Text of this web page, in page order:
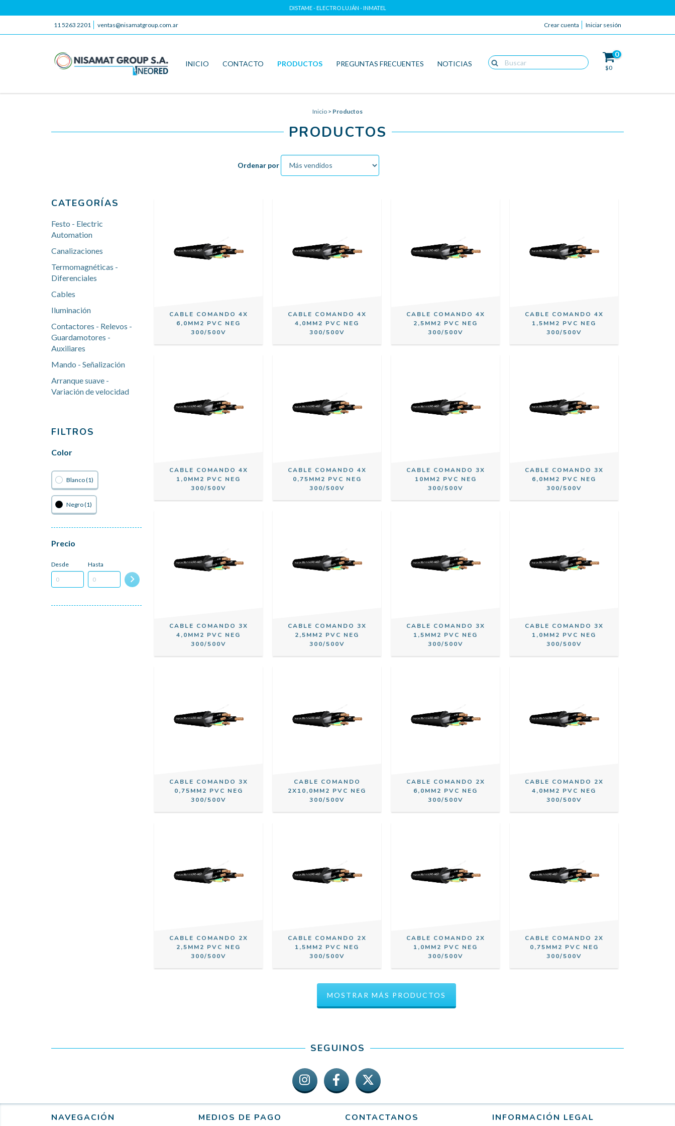
DISTAME - ELECTRO LUJÁN - INMATEL
11 5263 2201 ventas@nisamatgroup.com.ar Crear cuenta Iniciar sesión
INICIO CONTACTO PRODUCTOS PREGUNTAS FRECUENTES NOTICIAS
0
$0
Inicio > Productos
PRODUCTOS
Ordenar por
CATEGORÍAS
Festo - Electric
Automation
Canalizaciones
Termomagnéticas -
Diferenciales
Cables
Iluminación
Contactores - Relevos -
Guardamotores -
Auxiliares
Mando - Señalización
Arranque suave -
Variación de velocidad
FILTROS
Color
Blanco (1)
Negro (1)
Precio
Desde Hasta
CABLE COMANDO 4X
6,0MM2 PVC NEG
300/500V
CABLE COMANDO 4X
4,0MM2 PVC NEG
300/500V
CABLE COMANDO 4X
2,5MM2 PVC NEG
300/500V
CABLE COMANDO 4X
1,5MM2 PVC NEG
300/500V
CABLE COMANDO 4X
1,0MM2 PVC NEG
300/500V
CABLE COMANDO 4X
0,75MM2 PVC NEG
300/500V
CABLE COMANDO 3X
10MM2 PVC NEG
300/500V
CABLE COMANDO 3X
6,0MM2 PVC NEG
300/500V
CABLE COMANDO 3X
4,0MM2 PVC NEG
300/500V
CABLE COMANDO 3X
2,5MM2 PVC NEG
300/500V
CABLE COMANDO 3X
1,5MM2 PVC NEG
300/500V
CABLE COMANDO 3X
1,0MM2 PVC NEG
300/500V
CABLE COMANDO 3X
0,75MM2 PVC NEG
300/500V
CABLE COMANDO
2X10,0MM2 PVC NEG
300/500V
CABLE COMANDO 2X
6,0MM2 PVC NEG
300/500V
CABLE COMANDO 2X
4,0MM2 PVC NEG
300/500V
CABLE COMANDO 2X
2,5MM2 PVC NEG
300/500V
CABLE COMANDO 2X
1,5MM2 PVC NEG
300/500V
CABLE COMANDO 2X
1,0MM2 PVC NEG
300/500V
CABLE COMANDO 2X
0,75MM2 PVC NEG
300/500V
MOSTRAR MÁS PRODUCTOS
SEGUINOS
NAVEGACIÓN MEDIOS DE PAGO CONTACTANOS INFORMACIÓN LEGAL